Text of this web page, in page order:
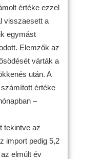
értéke ezzel
visszaesett a
egymást
Elemzők az
várták a
után. A
értéke
–
tekintve az
import pedig 5,2
elmúlt év